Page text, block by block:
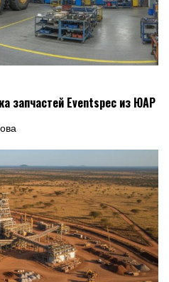
запчастей Eventspec из ЮАР